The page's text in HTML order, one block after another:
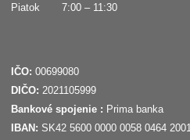
Piatok 7:00 – 11:30
IČO: 00699080
DIČO: 2021105999
Bankové spojenie : Prima banka
IBAN: SK42 5600 0000 0058 0464 2001